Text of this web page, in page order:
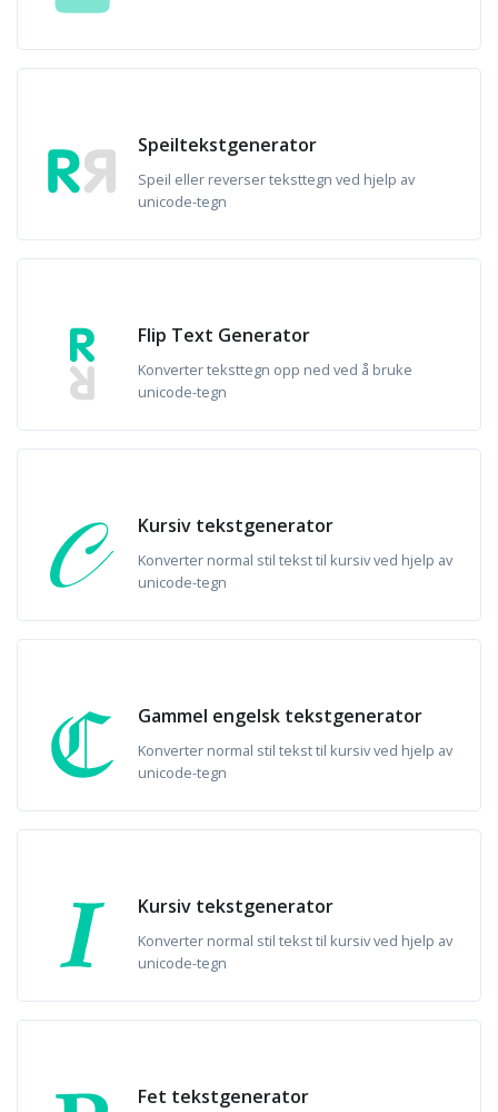
Speiltekstgenerator
Speil eller reverser teksttegn ved hjelp av
unicode-tegn
Flip Text Generator
Konverter teksttegn opp ned ved å bruke
unicode-tegn
Kursiv tekstgenerator
Konverter normal stil tekst til kursiv ved hjelp av
unicode-tegn
Gammel engelsk tekstgenerator
Konverter normal stil tekst til kursiv ved hjelp av
unicode-tegn
Kursiv tekstgenerator
Konverter normal stil tekst til kursiv ved hjelp av
unicode-tegn
Fet tekstgenerator